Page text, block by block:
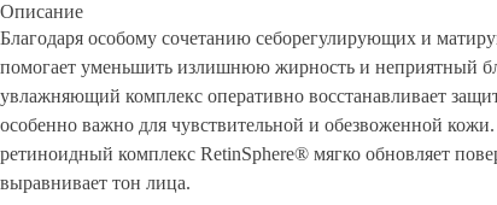
Описание
Благодаря особому сочетанию себорегулирующих и
помогает уменьшить излишнюю жирность и неприятный
увлажняющий комплекс оперативно восстанавливает
особенно важно для чувствительной и обезвоженной
ретиноидный комплекс RetinSphere® мягко обновляет
выравнивает тон лица.